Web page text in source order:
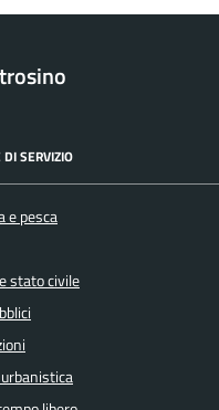
DI SERVIZIO
e pesca
stato civile